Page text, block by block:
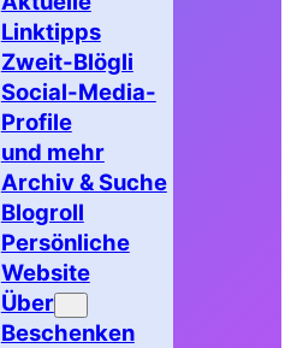
Linktipps
Zweit-Blögli
Social-Media-
Profile
und mehr
Archiv & Suche
Blogroll
Persönliche
Website
Über
Beschenken